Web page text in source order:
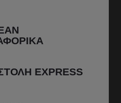
EXPRESS